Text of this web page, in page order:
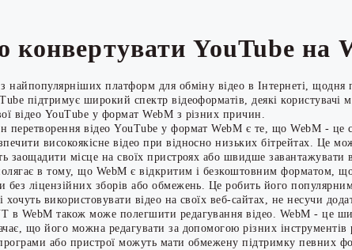
конвертувати YouTube на
найпопулярніших платформ для обміну відео в Інтернеті, щодня
підтримує широкий спектр відеоформатів, деякі користувачі
відео YouTube у формат WebM з різних причин.
перетворення відео YouTube у формат WebM є те, що WebM - це
високоякісне відео при відносно низьких бітрейтах. Це
заощадити місце на своїх пристроях або швидше завантажувати
в тому, що WebM є відкритим і безкоштовним форматом,
без ліцензійних зборів або обмежень. Це робить його
хочуть використовувати відео на своїх веб-сайтах, не несучи
в WebM також може полегшити редагування відео. WebM - це
що його можна редагувати за допомогою різних інструментів
або пристрої можуть мати обмежену підтримку певних